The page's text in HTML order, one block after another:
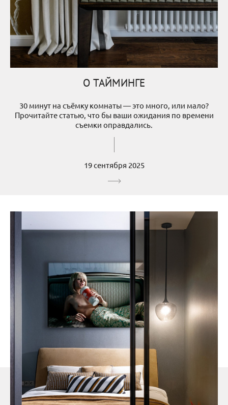
О ТАЙМИНГЕ
30 минут на съёмку комнаты — это много, или мало?
Прочитайте статью, что бы ваши ожидания по времени
съемки оправдались.
19 сентября 2025